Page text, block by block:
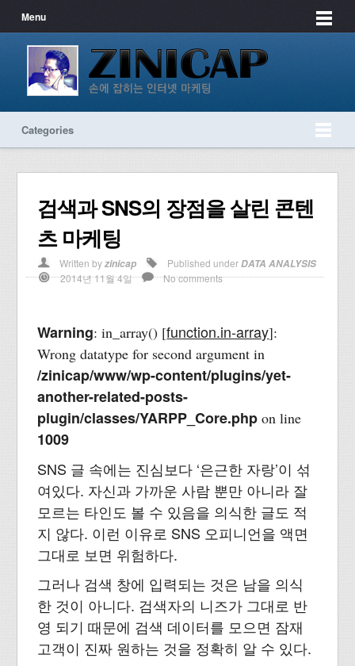
Menu
Categories
검색과 SNS의 장점을 살린 콘텐
츠 마케팅
Written byzinicap Published under DATA ANALYSIS
2014년 11월 4일
No comments
Warning: in_array() [function.in-array]:
Wrong datatype for second argument in
/zinicap/www/wp-content/plugins/yet-
another-related-posts-
plugin/classes/YARPP_Core.php on line
1009
SNS 글 속에는 진심보다 ‘은근한 자랑’이 섞
여있다. 자신과 가까운 사람 뿐만 아니라 잘
모르는 타인도 볼 수 있음을 의식한 글도 적
지 않다. 이런 이유로 SNS 오피니언을 액면
그대로 보면 위험하다.
그러나 검색 창에 입력되는 것은 남을 의식
한 것이 아니다. 검색자의 니즈가 그대로 반
영 되기 때문에 검색 데이터를 모으면 잠재
고객이 진짜 원하는 것을 정확히 알 수 있다.